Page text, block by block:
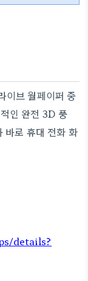
브 월페이퍼 중
인 완전 3D 풍
바로 휴대 전화 화
details?